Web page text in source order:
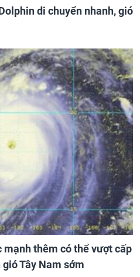
di chuyển nhanh, gió
thêm có thể vượt cấp
Tây Nam sớm